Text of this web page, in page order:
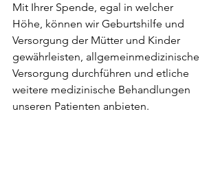
Mit Ihrer Spende, egal in welcher
Höhe, können wir Geburtshilfe und
Versorgung der Mütter und Kinder
gewährleisten, allgemeinmedizinische
Versorgung durchführen und etliche
weitere medizinische Behandlungen
unseren Patienten anbieten.